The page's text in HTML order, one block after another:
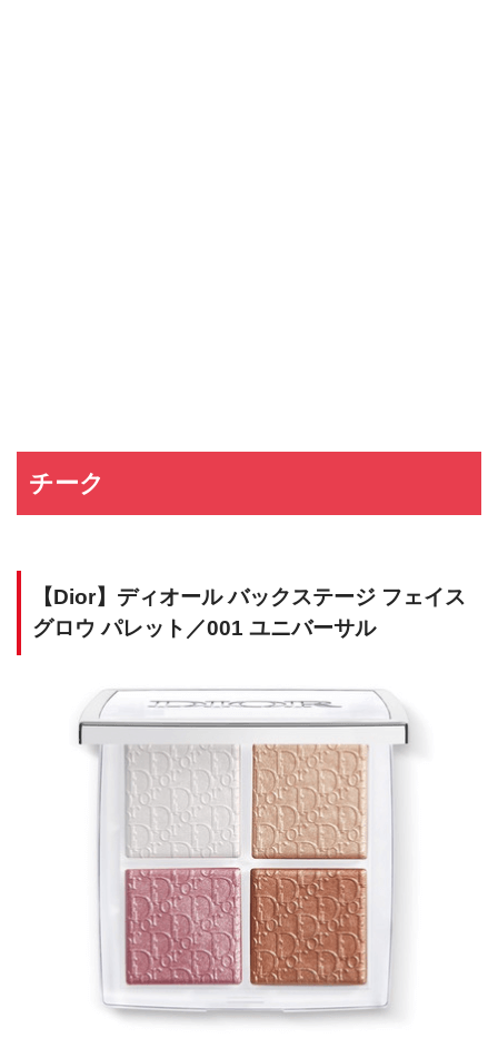
チーク
【Dior】ディオール バックステージ フェイス
グロウ パレット／001 ユニバーサル